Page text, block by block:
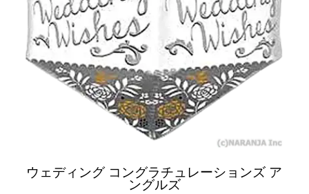
ウェディング コングラチュレーションズ ア
ングルズ